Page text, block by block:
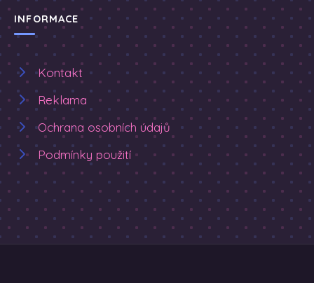
INFORMACE
Kontakt
Reklama
Ochrana osobních údajů
Podmínky použití